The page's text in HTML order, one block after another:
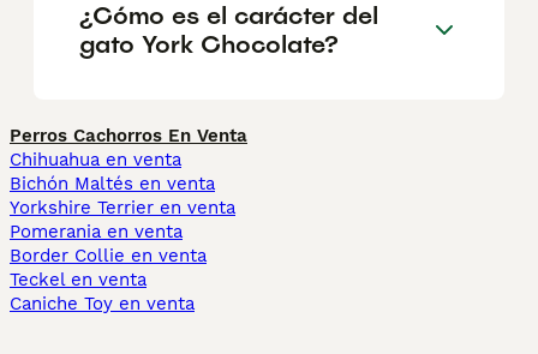
¿Cómo es el carácter del
gato York Chocolate?
Perros Cachorros En Venta
Chihuahua en venta
Bichón Maltés en venta
Yorkshire Terrier en venta
Pomerania en venta
Border Collie en venta
Teckel en venta
Caniche Toy en venta